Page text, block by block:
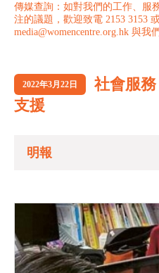
傳媒查詢：如對我們的工作、服
注的議題，歡迎致電 2153 3153
media@womencentre.org.hk 與我
2022年3月22日
社會服
支援
明報